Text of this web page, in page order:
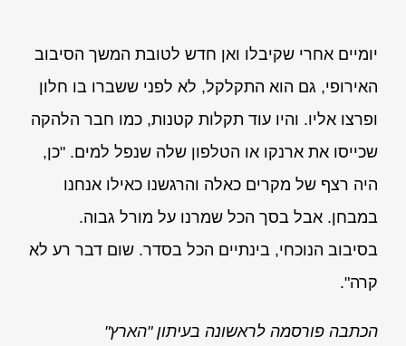
יומיים אחרי שקיבלו ואן חדש לטובת המשך הסיבוב
האירופי, גם הוא התקלקל, לא לפני ששברו בו חלון
ופרצו אליו. והיו עוד תקלות קטנות, כמו חבר הלהקה
שכייסו את ארנקו או הטלפון שלה שנפל למים. "כן,
היה רצף של מקרים כאלה והרגשנו כאילו אנחנו
במבחן. אבל בסך הכל שמרנו על מורל גבוה.
בסיבוב הנוכחי, בינתיים הכל בסדר. שום דבר רע לא
קרה".
הכתבה פורסמה לראשונה בעיתון "הארץ"